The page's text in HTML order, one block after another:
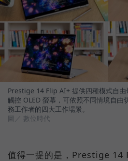
Prestige 14 Flip AI+ 提供四種模式自
觸控 OLED 螢幕，可依照不同情境自由
務工作者的四大工作場景。
圖／ 數位時代
值得一提的是，Prestige 14